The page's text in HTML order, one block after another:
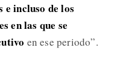
e incluso de los
en las que se
en ese periodo”.